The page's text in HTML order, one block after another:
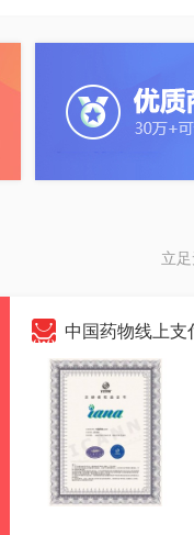
立
中国药物线上支